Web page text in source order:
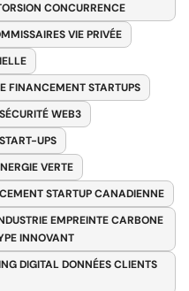
CONCURRENCE
VIE PRIVÉE
FINANCEMENT STARTUPS
WEB3
UPS
VERTE
STARTUP CANADIENNE
EMPREINTE CARBONE
INNOVANT
DIGITAL DONNÉES CLIENTS